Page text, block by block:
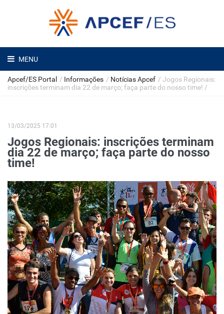
MENU
Apcef/ES Portal / Informações / Notícias Apcef / Jogos Regionais:
inscrições terminam dia 22 de março; faça parte do nosso time! /
13/03/2025 17:01
Jogos Regionais: inscrições terminam
dia 22 de março; faça parte do nosso
time!